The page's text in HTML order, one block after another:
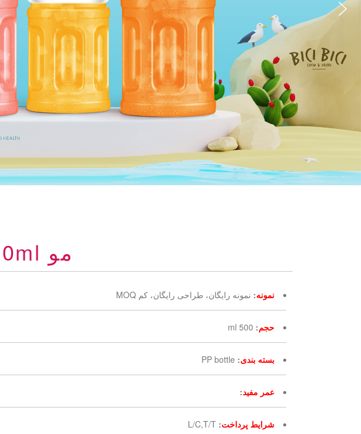
مو 500ml شیر نارگیل
نمونه: نمونه رایگان، طراحی رایگان، کم MOQ
حجم:
500 ml
بسته بندی:
PP bottle
عمر مفید:
شرایط پرداخت:
L/C,T/T